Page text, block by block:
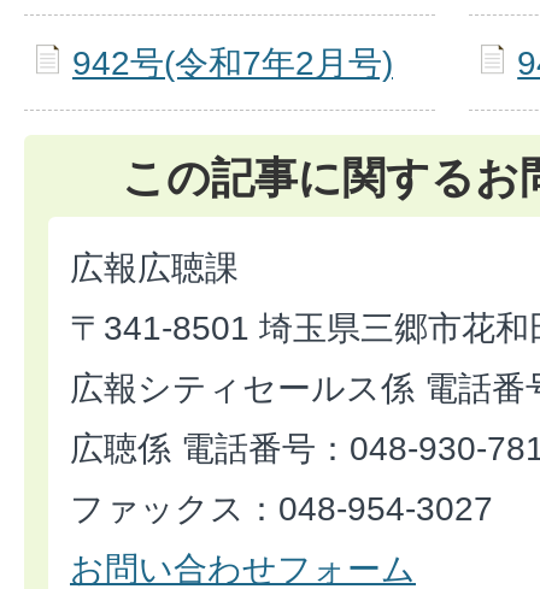
942号(令和7年2月号)
この記事に関するお
広報広聴課
〒341-8501 埼玉県三郷市花
広報シティセールス係 電話
広聴係 電話番号：048-930-
ファックス：048-954-3027
お問い合わせフォーム